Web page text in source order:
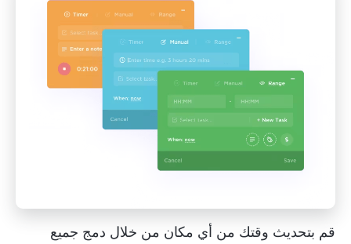
قم بتحديث وقتك من أي مكان من خلال دمج جميع